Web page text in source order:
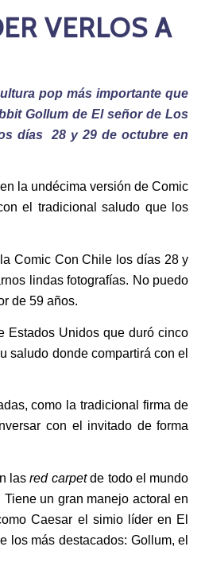
VERLOS A
pop más importante que
Gollum de El señor de Los
días 28 y 29 de octubre en
la undécima versión de Comic
el tradicional saludo que los
Comic Con Chile los días 28 y
lindas fotografías. No puedo
de 59 años.
Estados Unidos que duró cinco
saludo donde compartirá con el
como la tradicional firma de
con el invitado de forma
lasred carpetde todo el mundo
un gran manejo actoral en
Caesar el simio líder en El
los más destacados: Gollum, el